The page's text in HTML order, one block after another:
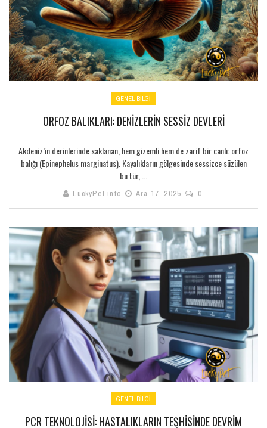
GENEL BILGI
ORFOZ BALIKLARI: DENIZLERIN SESSIZ DEVLERI
Akdeniz’in derinlerinde saklanan, hem gizemli hem de zarif bir canlı: orfoz
balığı (Epinephelus marginatus). Kayalıkların gölgesinde sessizce süzülen
bu tür, ...
LuckyPet info Ara 17, 2025 0
GENEL BILGI
PCR TEKNOLOJISI: HASTALIKLARIN TEŞHISINDE DEVRIM